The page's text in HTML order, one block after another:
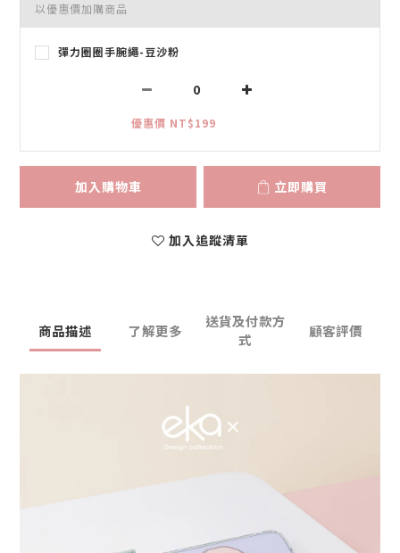
以優惠價加購商品
彈力圈圈手腕繩-豆沙粉
優惠價 NT$199
加入購物車 立即購買
加入追蹤清單
商品描述 了解更多
送貨及付款方
式
顧客評價